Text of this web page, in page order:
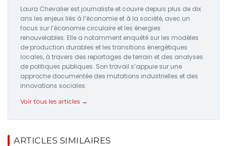
Laura Chevalier est journaliste et couvre depuis plus de dix
ans les enjeux liés à l’économie et à la société, avec un
focus sur l’économie circulaire et les énergies
renouvelables. Elle a notamment enquêté sur les modèles
de production durables et les transitions énergétiques
locales, à travers des reportages de terrain et des analyses
de politiques publiques. Son travail s’appuie sur une
approche documentée des mutations industrielles et des
innovations sociales.
Voir tous les articles →
ARTICLES SIMILAIRES